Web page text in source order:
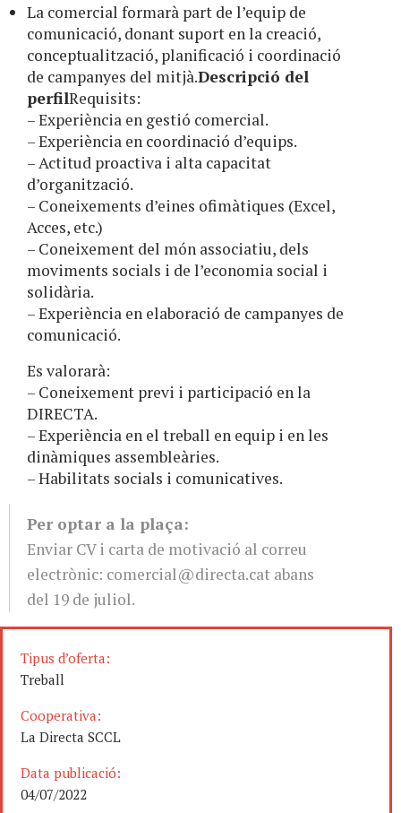
La comercial formarà part de l’equip de
comunicació, donant suport en la creació,
conceptualització, planificació i coordinació
de campanyes del mitjà.Descripció del
perfilRequisits:
– Experiència en gestió comercial.
– Experiència en coordinació d’equips.
– Actitud proactiva i alta capacitat
d’organització.
– Coneixements d’eines ofimàtiques (Excel,
Acces, etc.)
– Coneixement del món associatiu, dels
moviments socials i de l’economia social i
solidària.
– Experiència en elaboració de campanyes de
comunicació.
Es valorarà:
– Coneixement previ i participació en la
DIRECTA.
– Experiència en el treball en equip i en les
dinàmiques assembleàries.
– Habilitats socials i comunicatives.
Per optar a la plaça:
Enviar CV i carta de motivació al correu
electrònic: comercial@directa.cat abans
del 19 de juliol.
Tipus d’oferta:
Treball
Cooperativa:
La Directa SCCL
Data publicació:
04/07/2022